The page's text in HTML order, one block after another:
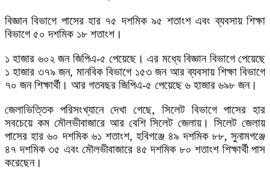
বিজ্ঞান বিভাগে পাসের হার ৭৫ দশমিক ৯৫ শতাংশ এবং ব্যবসায় শিক্ষা
বিভাগে ৫০ দশমিক ১৮ শতাংশ।
১ হাজার ৬০২ জন জিপিএ-৫ পেয়েছে। এর মধ্যে বিজ্ঞান বিভাগে পেয়েছে
১ হাজার ৩৭৯ জন, মানবিক বিভাগে ১৫৩ জন আর ব্যবসায় শিক্ষা বিভাগে
৭০ জন শিক্ষার্থী। আর গতবছর জিপিএ-৫ পেয়েছে ৬ হাজার ৬৯৮ জন।
জেলাভিত্তিক পরিসংখ্যানে দেখা গেছে, সিলেট বিভাগে পাসের হার
সবচেয়ে কম মৌলভীবাজারে আর বেশি সিলেট জেলায়। সিলেট জেলায়
পাসের হার ৬০ দশমিক ৬১ শতাংশ, হবিগঞ্জে ৪৯ দশমিক ৮৮, সুনামগঞ্জে
৪৭ দশমিক ৩৫ এবং মৌলভীবাজারে ৪৫ দশমিক ৮০ শতাংশ শিক্ষার্থী পাস
করেছেন।